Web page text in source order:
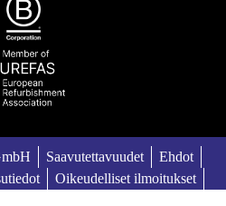
Saavutettavuudet
Ehdot
Oikeudelliset ilmoitukset